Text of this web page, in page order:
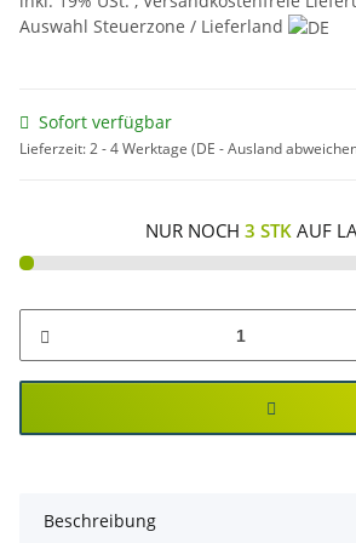
Auswahl Steuerzone / Lieferland
Sofort verfügbar
Lieferzeit:2 - 4 Werktage (DE - Ausland
NUR NOCH 3 STK AUF
Beschreibung